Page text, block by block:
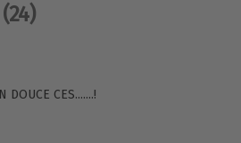
(24)
DOUCE CES.......!